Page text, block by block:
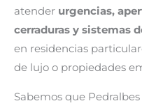
atender urgencias,
cerraduras y sistemas
en residencias
de lujo o propiedades
Sabemos que